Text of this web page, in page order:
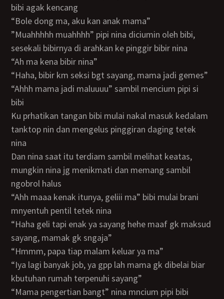
bibi agak kencang
“bole dong ma, aku kan anak mama”
”muahhhhh muahhhh” pipi nina diciumin oleh bibi,
sesekali bibirnya di arahkan ke pinggir bibir nina
“ah ma kena bibir nina”
“haha, bibir km seksi bgt sayang, mama jadi gemes”
“ahhh mama jadi maluuuu” sambil mencium pipi si
bibi
ku prhatikan tangan bibi mulai nakal masuk kedalam
tanktop nin dan mengelus pinggiran daging tetek
nina
dan nina saat itu terdiam sambil melihat keatas,
mungkin nina jg menikmati dan memang sambil
ngobrol halus
“ahh maaa kenak itunya, geliii ma” bibi mulai brani
mnyentuh pentil tetek nina
“haha geli tapi enak ya sayang hehe maaf gk maksud
sayang, mamak gk sngaja”
“hmmm, papa tiap malam keluar ya ma”
“iya lagi banyak job, ya gpp lah mama gk dibelai biar
kbutuhan rumah terpenuhi sayang”
“mama pengertian bangt” nina mncium pipi bibi